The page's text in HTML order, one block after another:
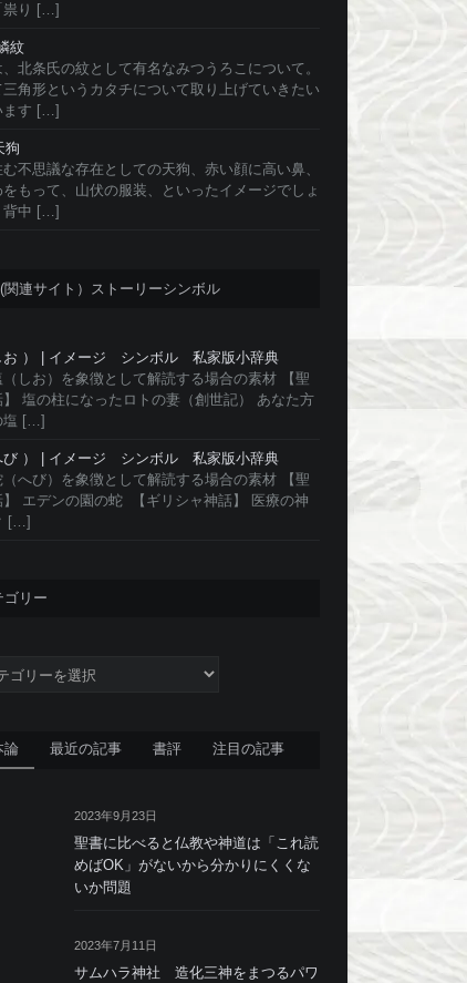
祟り […]
紋
北条氏の紋として有名なみつうろこについて。
三角形というカタチについて取り上げていきたい
ます […]
狗
む不思議な存在としての天狗、赤い顔に高い鼻、
をもって、山伏の服装、といったイメージでしょ
背中 […]
(関連サイト）ストーリーシンボル
お ） | イメージ シンボル 私家版小辞典
（しお）を象徴として解読する場合の素材 【聖
】 塩の柱になったロトの妻（創世記） あなた方
塩 […]
び ） | イメージ シンボル 私家版小辞典
（へび）を象徴として解読する場合の素材 【聖
】 エデンの園の蛇 【ギリシャ神話】 医療の神
[…]
ゴリー
論 最近の記事 書評 注目の記事
2023年9月23日
聖書に比べると仏教や神道は「これ読
めばOK」がないから分かりにくくな
いか問題
2023年7月11日
サムハラ神社 造化三神をまつるパワ